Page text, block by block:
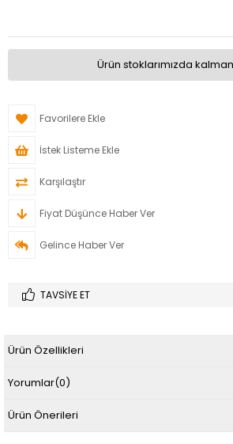
Ürün stoklarımızda
Favorilere Ekle
İstek Listeme Ekle
Karşılaştır
Fiyat Düşünce Haber Ver
Gelince Haber Ver
TAVSIYE ET
Ürün Özellikleri
Yorumlar(0)
Ürün Önerileri